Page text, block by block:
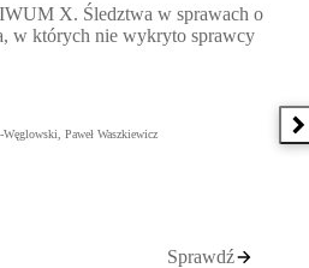
X. Śledztwa w sprawach o
w których nie wykryto sprawcy
Węglowski, Paweł Waszkiewicz
Sprawdź